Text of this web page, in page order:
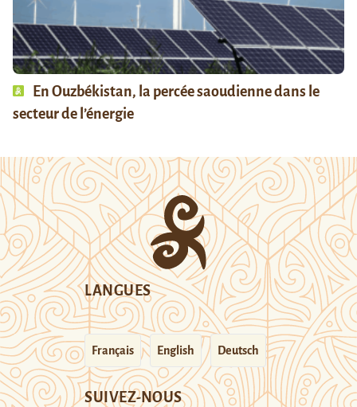
En Ouzbékistan, la percée saoudienne dans le
secteur de l’énergie
LANGUES
Français English Deutsch
SUIVEZ-NOUS